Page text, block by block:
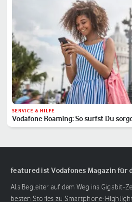
SERVICE & HILFE
Vodafone Roaming: So surfst Du
featured ist Vodafones Magazin
Als Begleiter auf dem Weg ins Gigabit-
besten Stories zu Smartphone-